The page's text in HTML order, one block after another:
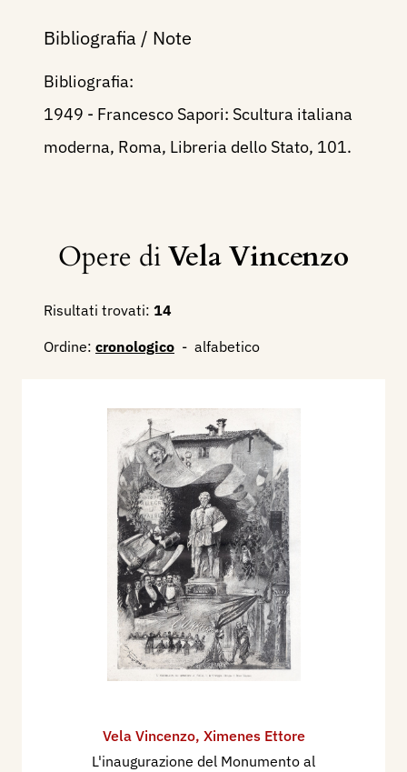
Bibliografia / Note
Bibliografia:
1949 - Francesco Sapori: Scultura italiana
moderna, Roma, Libreria dello Stato, 101.
Opere diVela Vincenzo
Risultati trovati: 14
Ordine: cronologico - alfabetico
Vela Vincenzo, Ximenes Ettore
L'inaugurazione del Monumento al